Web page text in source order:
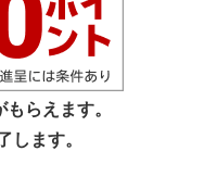
らえます。
します。